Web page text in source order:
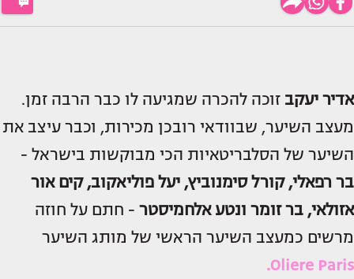
אדיר יעקב זוכה להכרה שמגיעה לו כבר הרבה זמן.
מעצב השיער, שבוודאי רובכן מכירות, וכבר עיצב את
השיער של הסלבריטאיות הכי מבוקשות בישראל -
בר רפאלי, קורל סימנוביץ, יעל פוליאקוב, קים אור
אזולאי, בר זומר ונטע אלחמיסטר - חתם על חוזה
מרשים כמעצב השיער הראשי של מותג השיער
Oliere Paris.